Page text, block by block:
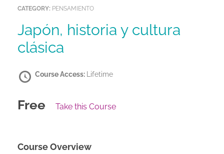
CATEGORY: PENSAMIENTO
Japón, historia y cultura
clásica
Course Access: Lifetime
Free Take this Course
Course Overview